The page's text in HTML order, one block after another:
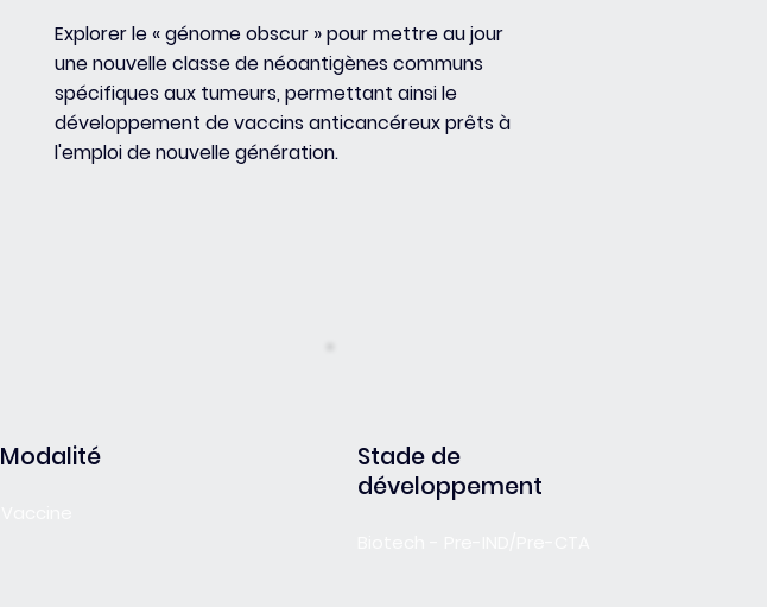
Explorer le « génome obscur » pour mettre au jour
une nouvelle classe de néoantigènes communs
spécifiques aux tumeurs, permettant ainsi le
développement de vaccins anticancéreux prêts à
l'emploi de nouvelle génération.
Modalité
Stade de
développement